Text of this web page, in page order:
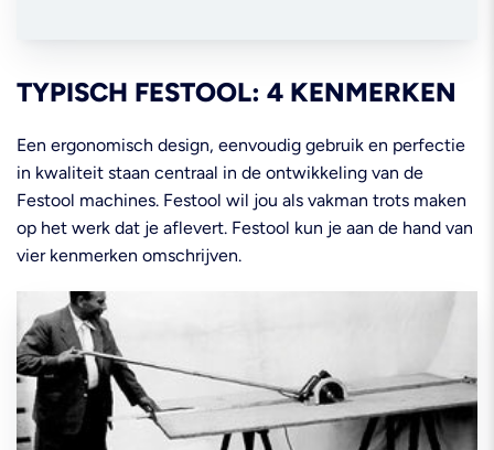
TYPISCH FESTOOL: 4 KENMERKEN
Een ergonomisch design, eenvoudig gebruik en perfectie
in kwaliteit staan centraal in de ontwikkeling van de
Festool machines. Festool wil jou als vakman trots maken
op het werk dat je aflevert. Festool kun je aan de hand van
vier kenmerken omschrijven.